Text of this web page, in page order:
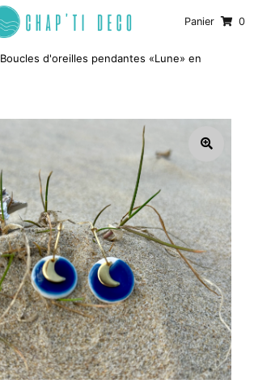
Panier 0
Boucles d'oreilles pendantes «Lune» en